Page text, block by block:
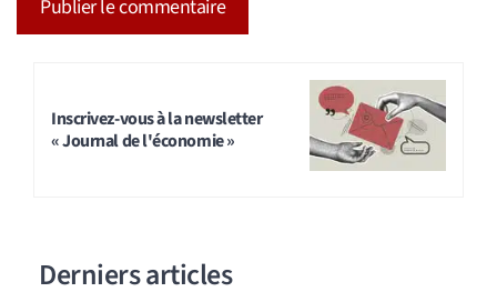
Inscrivez-vous à la newsletter
« Journal de l'économie »
Derniers articles